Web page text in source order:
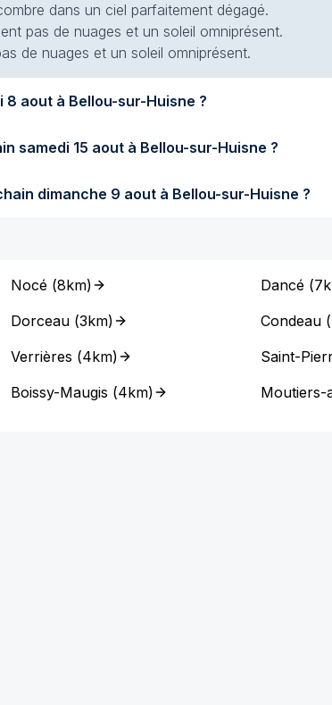
dans un ciel parfaitement dégagé.
pas de nuages et un soleil omniprésent.
de nuages et un soleil omniprésent.
Quel temps fera-t-il demain samedi 8 aout à Bellou-sur-Huisne ?
Quel temps fera-t-il samedi prochain samedi 15 aout à Bellou-sur-Huisne ?
Quel temps fera-t-il dimanche prochain dimanche 9 aout à Bellou-sur-Huisne ?
Nocé (8km)
Dorceau (3km)
Verrières (4km)
Boissy-Maugis (4km)
Dancé(
Condeau(
Saint-
Moutiers-